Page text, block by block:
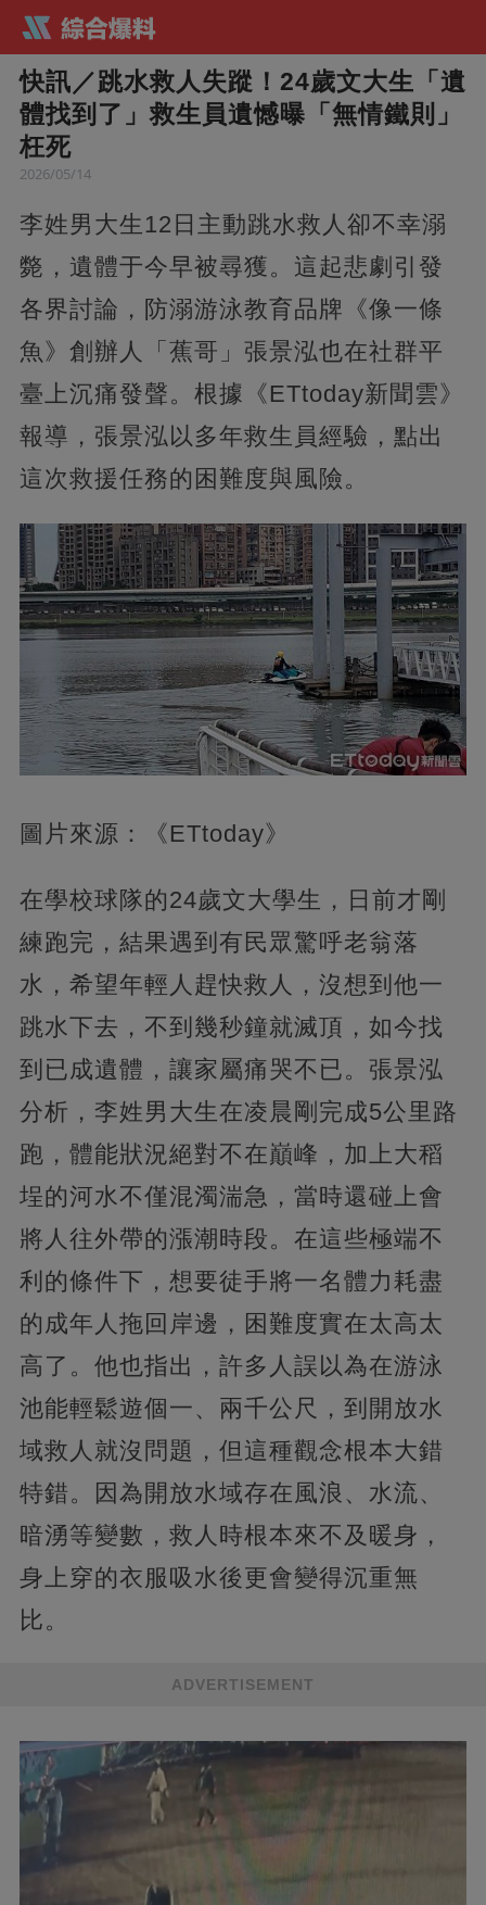
快訊／跳水救人失蹤！24歲文大生「遺
體找到了」救生員遺憾曝「無情鐵則」
枉死
2026/05/14
李姓男大生12日主動跳水救人卻不幸溺
斃，遺體于今早被尋獲。這起悲劇引發
各界討論，防溺游泳教育品牌《像一條
魚》創辦人「蕉哥」張景泓也在社群平
臺上沉痛發聲。根據《ETtoday新聞雲》
報導，張景泓以多年救生員經驗，點出
這次救援任務的困難度與風險。
圖片來源：《ETtoday》
在學校球隊的24歲文大學生，日前才剛
練跑完，結果遇到有民眾驚呼老翁落
水，希望年輕人趕快救人，沒想到他一
跳水下去，不到幾秒鐘就滅頂，如今找
到已成遺體，讓家屬痛哭不已。張景泓
分析，李姓男大生在凌晨剛完成5公里路
跑，體能狀況絕對不在巔峰，加上大稻
埕的河水不僅混濁湍急，當時還碰上會
將人往外帶的漲潮時段。在這些極端不
利的條件下，想要徒手將一名體力耗盡
的成年人拖回岸邊，困難度實在太高太
高了。他也指出，許多人誤以為在游泳
池能輕鬆遊個一、兩千公尺，到開放水
域救人就沒問題，但這種觀念根本大錯
特錯。因為開放水域存在風浪、水流、
暗湧等變數，救人時根本來不及暖身，
身上穿的衣服吸水後更會變得沉重無
比。
ADVERTISEMENT